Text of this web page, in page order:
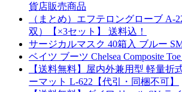
貨店販売商品
（まとめ）エフテロングローブ A-
双）【×3セット】 送料込！
サージカルマスク 40箱入 ブルー
ベイツ ブーツ Chelsea Composite
【送料無料】屋内外兼用型 軽量折
ーマット L-622【代引・同梱不可】